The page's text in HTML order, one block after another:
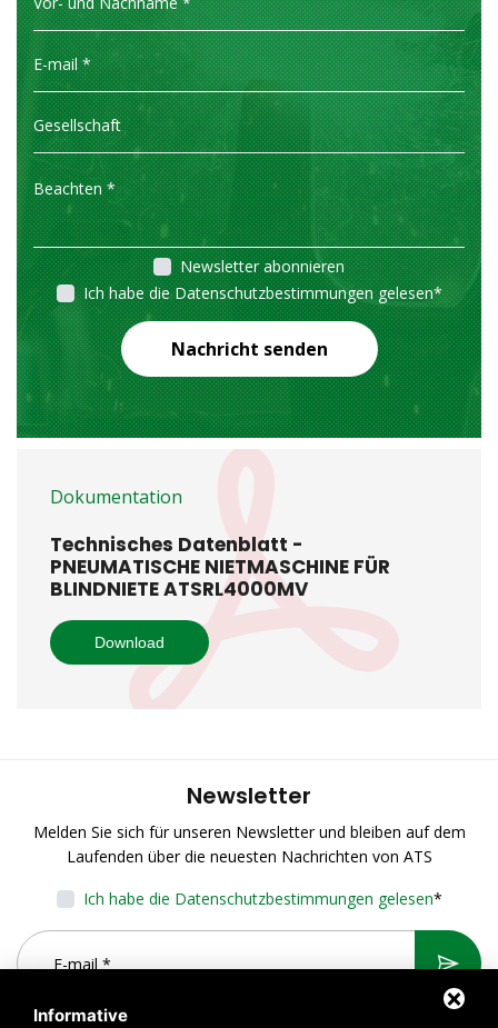
Newsletter abonnieren
Ich habe die Datenschutzbestimmungen gelesen*
Nachricht senden
Dokumentation
Technisches Datenblatt -
PNEUMATISCHE NIETMASCHINE FÜR
BLINDNIETE ATSRL4000MV
Download
Newsletter
Melden Sie sich für unseren Newsletter und bleiben auf dem
Laufenden über die neuesten Nachrichten von ATS
Ich habe die Datenschutzbestimmungen gelesen*
Informative